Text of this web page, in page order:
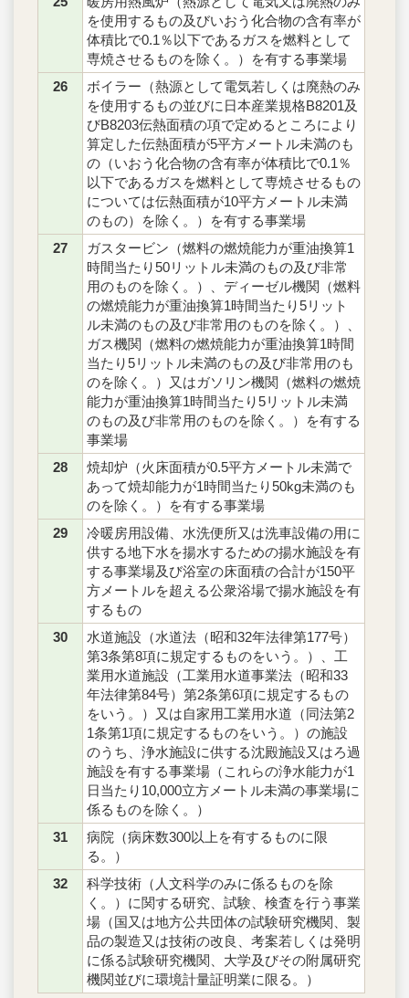
を使用するもの及びいおう化合物の含有率が
体積比で0.1％以下であるガスを燃料として
専焼させるものを除く。）を有する事業場
26
ボイラー（熱源として電気若しくは廃熱のみ
を使用するもの並びに日本産業規格B8201及
びB8203伝熱面積の項で定めるところにより
算定した伝熱面積が5平方メートル未満のも
の（いおう化合物の含有率が体積比で0.1％
以下であるガスを燃料として専焼させるもの
については伝熱面積が10平方メートル未満
のもの）を除く。）を有する事業場
27
ガスタービン（燃料の燃焼能力が重油換算1
時間当たり50リットル未満のもの及び非常
用のものを除く。）、ディーゼル機関（燃料
の燃焼能力が重油換算1時間当たり5リット
ル未満のもの及び非常用のものを除く。）、
ガス機関（燃料の燃焼能力が重油換算1時間
当たり5リットル未満のもの及び非常用のも
のを除く。）又はガソリン機関（燃料の燃焼
能力が重油換算1時間当たり5リットル未満
のもの及び非常用のものを除く。）を有する
事業場
28
焼却炉（火床面積が0.5平方メートル未満で
あって焼却能力が1時間当たり50kg未満のも
のを除く。）を有する事業場
29
冷暖房用設備、水洗便所又は洗車設備の用に
供する地下水を揚水するための揚水施設を有
する事業場及び浴室の床面積の合計が150平
方メートルを超える公衆浴場で揚水施設を有
するもの
30
水道施設（水道法（昭和32年法律第177号）
第3条第8項に規定するものをいう。）、工
業用水道施設（工業用水道事業法（昭和33
年法律第84号）第2条第6項に規定するもの
をいう。）又は自家用工業用水道（同法第2
1条第1項に規定するものをいう。）の施設
のうち、浄水施設に供する沈殿施設又はろ過
施設を有する事業場（これらの浄水能力が1
日当たり10,000立方メートル未満の事業場に
係るものを除く。）
31
病院（病床数300以上を有するものに限
る。）
32
科学技術（人文科学のみに係るものを除
く。）に関する研究、試験、検査を行う事業
場（国又は地方公共団体の試験研究機関、製
品の製造又は技術の改良、考案若しくは発明
に係る試験研究機関、大学及びその附属研究
機関並びに環境計量証明業に限る。）